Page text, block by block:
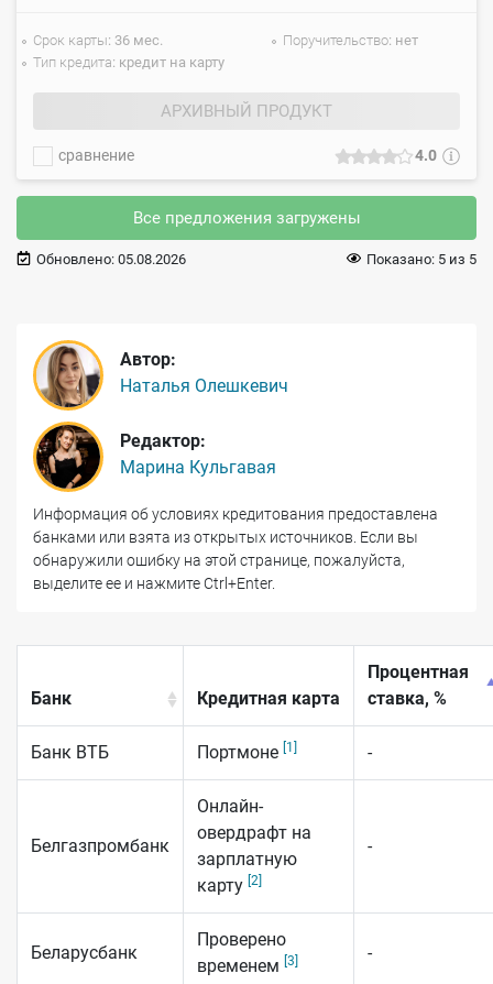
4.0
сравнение
АРХИВНЫЙ ПРОДУКТ
Срок карты 36 мес.
Тип кредита кредит на карту
Поручительство нет
Все предложения загружены
Обновлено: 05.08.2026 Показано: 5 из 5
Автор:
Наталья Олешкевич
Редактор:
Марина Кульгавая
Информация об условиях кредитования предоставлена
банками или взята из открытых источников. Если вы
обнаружили ошибку на этой странице, пожалуйста,
выделите ее и нажмите Ctrl+Enter.
Банк Кредитная карта
Процентная
ставка, %
Банк ВТБ Портмоне [1] -
Белгазпромбанк
Онлайн-
овердрафт на
зарплатную
карту [2]
-
Беларусбанк
Проверено
временем [3] -